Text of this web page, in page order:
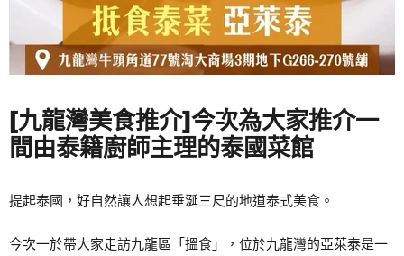
[九龍灣美食推介]今次為大家推介一
間由泰籍廚師主理的泰國菜館
提起泰國，好自然讓人想起垂涎三尺的地道泰式美食。
今次一於帶大家走訪九龍區「搵食」，位於九龍灣的亞萊泰是一